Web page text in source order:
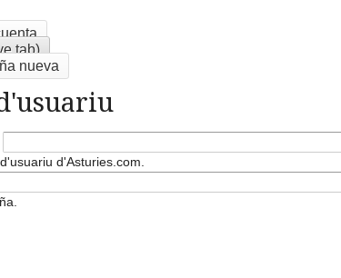
tab)
nueva
d'Asturies.com.